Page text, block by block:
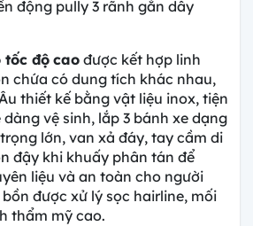
động pully 3 rãnh gắn dây
tốc độ cao được kết hợp linh
chứa có dung tích khác nhau,
thiết kế bằng vật liệu inox, tiện
vệ sinh, lắp 3 bánh xe dạng
lớn, van xả đáy, tay cầm di
đậy khi khuấy phân tán để
liệu và an toàn cho người
được xử lý sọc hairline, mối
thẩm mỹ cao.